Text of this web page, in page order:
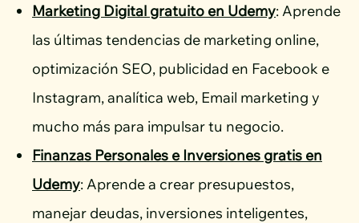
Marketing Digital gratuito en Udemy: Aprende
las últimas tendencias de marketing online,
optimización SEO, publicidad en Facebook e
Instagram, analítica web, Email marketing y
mucho más para impulsar tu negocio.
Finanzas Personales e Inversiones gratis en
Udemy: Aprende a crear presupuestos,
manejar deudas, inversiones inteligentes,